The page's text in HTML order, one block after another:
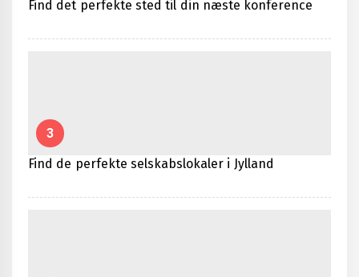
Find det perfekte sted til din næste konference
3
Find de perfekte selskabslokaler i Jylland